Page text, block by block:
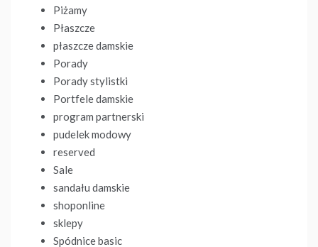
Piżamy
Płaszcze
płaszcze damskie
Porady
Porady stylistki
Portfele damskie
program partnerski
pudelek modowy
reserved
Sale
sandału damskie
shoponline
sklepy
Spódnice basic